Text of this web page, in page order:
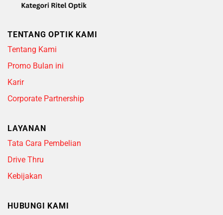
TENTANG OPTIK KAMI
Tentang Kami
Promo Bulan ini
Karir
Corporate Partnership
LAYANAN
Tata Cara Pembelian
Drive Thru
Kebijakan
HUBUNGI KAMI